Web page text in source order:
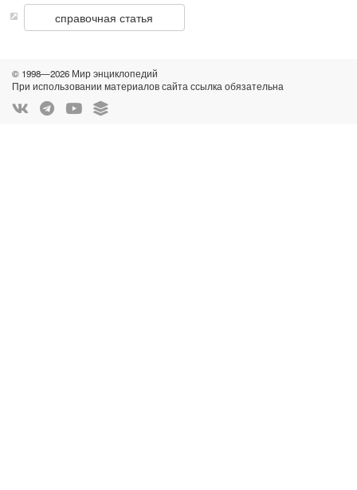
справочная статья
© 1998—2026 Мир энциклопедий
При использовании материалов сайта ссылка обязательна